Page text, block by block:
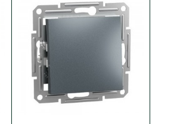
В сравнения
В закладки